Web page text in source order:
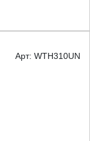
Арт: WTH310UN